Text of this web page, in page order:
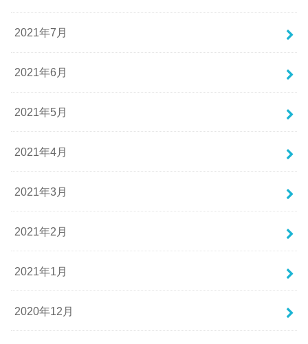
2021年7月
2021年6月
2021年5月
2021年4月
2021年3月
2021年2月
2021年1月
2020年12月